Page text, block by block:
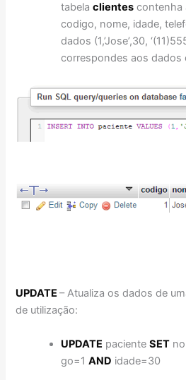
tabelaclientes contenha
codigo, nome, idade,
dados (1,’Jose’,30,
correspondes aos dados
UPDATE– Atualiza os dados de
de utilização:
UPDATE pacienteSET
go=1AND idade=30